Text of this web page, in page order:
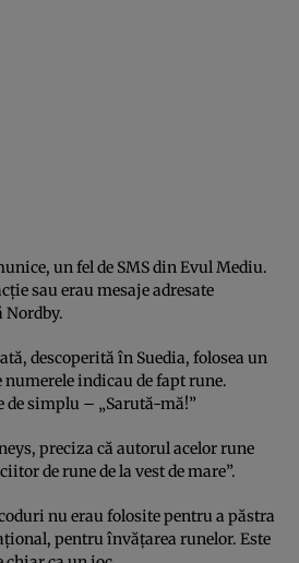
un fel de SMS din Evul Mediu.
sau erau mesaje adresate
Nordby.
descoperită în Suedia, folosea un
indicau de fapt rune.
de simplu – „Sarută-mă!”
preciza că autorul acelor rune
de rune de la vest de mare”.
nu erau folosite pentru a păstra
pentru învăţarea runelor. Este